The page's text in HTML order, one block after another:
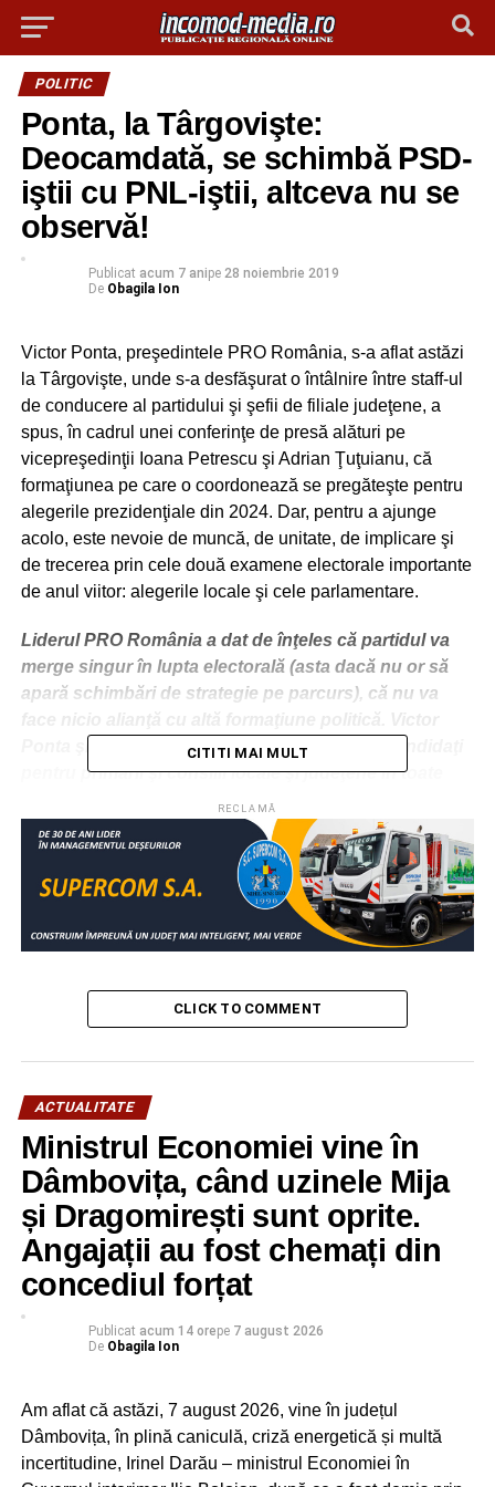
POLITIC
Ponta, la Târgovişte:
Deocamdată, se schimbă PSD-
iştii cu PNL-iştii, altceva nu se
observă!
Publicat acum 7 anipe 28 noiembrie 2019
De Obagila Ion
Victor Ponta, preşedintele PRO România, s-a aflat astăzi
la Târgovişte, unde s-a desfăşurat o întâlnire între staff-ul
de conducere al partidului şi şefii de filiale judeţene, a
spus, în cadrul unei conferinţe de presă alături pe
vicepreşedinţii Ioana Petrescu şi Adrian Ţuţuianu, că
formaţiunea pe care o coordonează se pregăteşte pentru
alegerile prezidenţiale din 2024. Dar, pentru a ajunge
acolo, este nevoie de muncă, de unitate, de implicare şi
de trecerea prin cele două examene electorale importante
de anul viitor: alegerile locale şi cele parlamentare.
Liderul PRO România a dat de înţeles că partidul va
merge singur în lupta electorală (asta dacă nu or să
apară schimbări de strategie pe parcurs), că nu va
Ponta şi-a propus ca PRO România să aibă candidaţi
pentru primării şi consilii locale şi judeţene în toate
unităţile administrativ-teritoriale din ţară. De
asemenea, Ponta vrea candidaţi pentru Parlament
numai oameni competenţi, care „să nu fie doar o
maşină de vot, ci să reprezinte voci importante pe
domeniile lor de activitate”.
Liderul PRO România a mai spus că reprezentanţii
preşedinţilor de consilii judeţene de către aleşii judeţeni şi
la două tururi de scrutin în procesul electoral pentru
alegerea primarilor. Ponta doreşte ca, la alegerile locale
„Încet-încet, echipa se aşează, se cerne. Nu este uşor
să fii un partid mic. Bătălia cu cei mari este una
dificilă”, a adăugat şeful PRO România.
Ponta a mai mărturisit jurnaliştilor că nu îi pare rău că a
contribuit la dărâmarea guvernului Viorica Dăncilă.
RECLAMA
„Am făcut bine, fiindcă era lipsit de competenţă şi de
CITITI MAI MULT
RECLAMĂ
CLICK TO COMMENT
ACTUALITATE
Ministrul Economiei vine în
Dâmbovița, când uzinele Mija
și Dragomirești sunt oprite.
Angajații au fost chemați din
concediul forțat
Publicat acum 14 orepe 7 august 2026
De Obagila Ion
Am aflat că astăzi, 7 august 2026, vine în județul
Dâmbovița, în plină caniculă, criză energetică și multă
incertitudine, Irinel Darău – ministrul Economiei în